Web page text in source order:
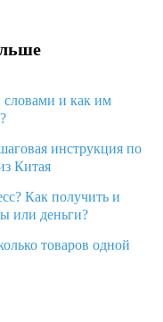
словами и как им
инструкция по
Китая
Как получить и
или деньги?
товаров одной
Алиэкспресс и что